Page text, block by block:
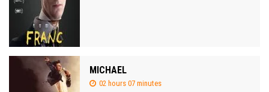
MICHAEL
02 hours 07 minutes